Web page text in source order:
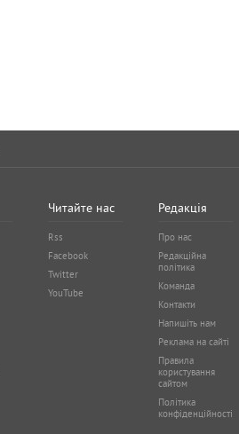
Читайте нас
Rss
Facebook
Twitter
YouTube
Редакція
Про нас
Редакційна
політика
Команда
Контакти
Напишіть нам
Реклама на сайті
Правила
користування
сайтом
Політика
конфіденційності